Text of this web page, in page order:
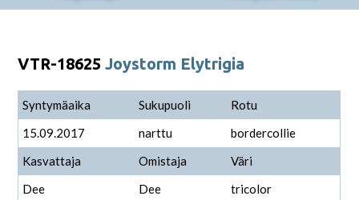
VTR-18625Joystorm Elytrigia
Syntymäaika Sukupuoli
Rotu
15.09.2017
narttu
bordercollie
Kasvattaja
Omistaja
Väri
Dee
Dee tricolor